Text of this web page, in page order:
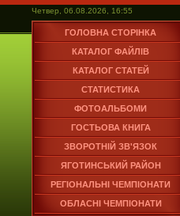
Четвер, 06.08.2026, 16:55
ГОЛОВНА СТОРІНКА
КАТАЛОГ ФАЙЛІВ
КАТАЛОГ СТАТЕЙ
СТАТИСТИКА
ФОТОАЛЬБОМИ
ГОСТЬОВА КНИГА
ЗВОРОТНІЙ ЗВ'ЯЗОК
ЯГОТИНСЬКИЙ РАЙОН
РЕГІОНАЛЬНІ ЧЕМПІОНАТИ
ОБЛАСНІ ЧЕМПІОНАТИ